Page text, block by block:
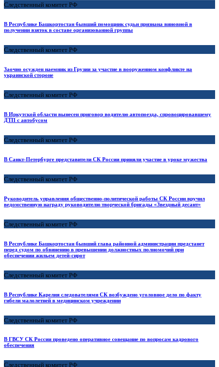
Следственный комитет РФ
В Республике Башкортостан бывший помощник судьи признана виновной в
получении взяток в составе организованной группы
Следственный комитет РФ
Заочно осужден наемник из Грузии за участие в вооруженном конфликте на
украинской стороне
Следственный комитет РФ
В Иркутской области вынесен приговор водителю автопоезда, спровоцировавшему
ДТП с автобусом
Следственный комитет РФ
В Санкт-Петербурге представители СК России приняли участие в уроке мужества
Следственный комитет РФ
Руководитель управления общественно-политической работы СК России вручил
ведомственную награду руководителю творческой бригады «Звездный десант»
Следственный комитет РФ
В Республике Башкортостан бывший глава районной администрации предстанет
перед судом по обвинению в превышении должностных полномочий при
обеспечении жильем детей-сирот
Следственный комитет РФ
В Республике Карелия следователями СК возбуждено уголовное дело по факту
гибели малолетней в медицинском учреждении
Следственный комитет РФ
В ГВСУ СК России проведено оперативное совещание по вопросам кадрового
обеспечения
Следственный комитет РФ